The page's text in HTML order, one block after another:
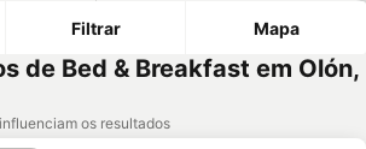
Filtrar Mapa
de Bed & Breakfast em Olón,
os resultados